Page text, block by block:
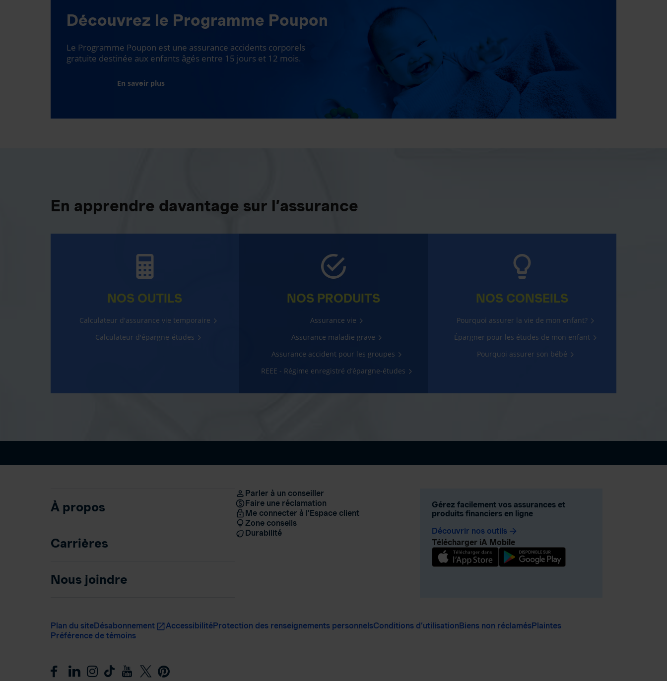
Découvrez le Programme Poupon
Le Programme Poupon est une assurance accidents corporels
gratuite destinée aux enfants âgés entre 15 jours et 12 mois.
En savoir plus
En apprendre davantage sur l’assurance
NOS OUTILS
Calculateur d'assurance vie temporaire
Calculateur d'épargne-études
NOS PRODUITS
Assurance vie
Assurance maladie grave
Assurance accident pour les groupes
REEE - Régime enregistré d’épargne-études
NOS CONSEILS
Pourquoi assurer la vie de mon enfant?
Épargner pour les études de mon enfant
Pourquoi assurer son bébé
À propos
Carrières
Nous joindre
Parler à un conseiller
Faire une réclamation
Me connecter à l’Espace client
Zone conseils
Durabilité
Gérez facilement vos assurances et
produits financiers en ligne
Découvrir nos outils arrow_forward
Télécharger iA Mobile
Plan du siteDésabonnement AccessibilitéProtection des renseignements personnelsConditions d’utilisationBiens non réclamésPlaintes
Préférence de témoins